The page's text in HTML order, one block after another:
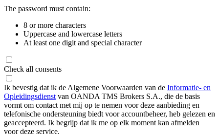
The password must contain:
8 or more characters
Uppercase and lowercase letters
At least one digit and special character
Check all consents
Ik bevestig dat ik de Algemene Voorwaarden van de Informatie- en
Opleidingsdienst van OANDA TMS Brokers S.A., die de basis
vormt om contact met mij op te nemen voor deze aanbieding en
telefonische ondersteuning biedt voor accountbeheer, heb gelezen en
geaccepteerd. Ik begrijp dat ik me op elk moment kan afmelden
voor deze service.